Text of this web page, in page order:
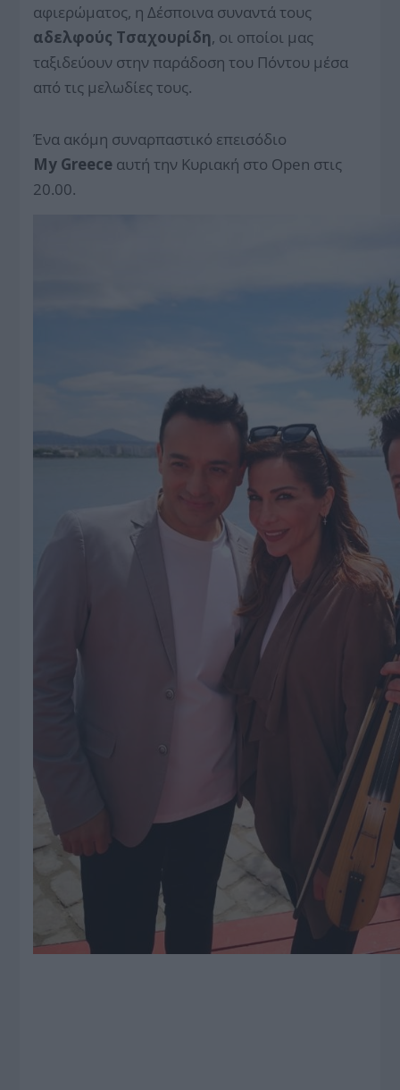
αφιερώματος, η Δέσποινα συναντά τους
αδελφούς Τσαχουρίδη, οι οποίοι μας
ταξιδεύουν στην παράδοση του Πόντου μέσα
από τις μελωδίες τους.
Ένα ακόμη συναρπαστικό επεισόδιο
My Greece αυτή την Κυριακή στο Open στις
20.00.